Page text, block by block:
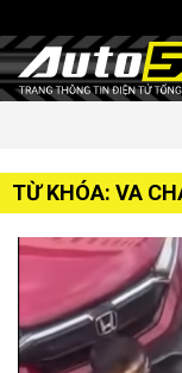
TỪ KHÓA: VA